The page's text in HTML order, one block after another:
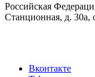
Российская
Станционная, д. 30а,
Вконтакте